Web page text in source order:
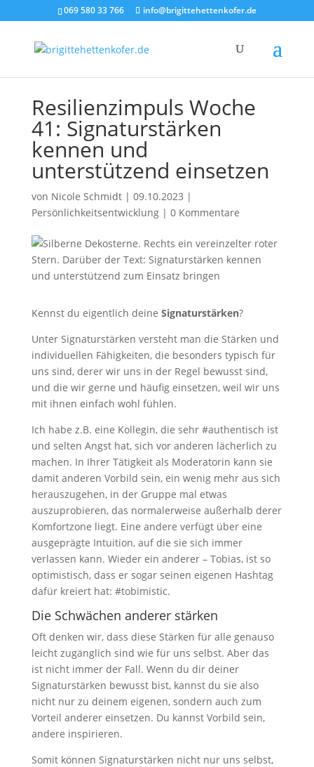
069 580 33 766 info@brigittehettenkofer.de
Resilienzimpuls Woche
41: Signaturstärken
kennen und
unterstützend einsetzen
von Nicole Schmidt| 09.10.2023 |
Persönlichkeitsentwicklung| 0 Kommentare
Kennst du eigentlich deine Signaturstärken?
Unter Signaturstärken versteht man die Stärken und
individuellen Fähigkeiten, die besonders typisch für
uns sind, derer wir uns in der Regel bewusst sind,
und die wir gerne und häufig einsetzen, weil wir uns
mit ihnen einfach wohl fühlen.
Ich habe z.B. eine Kollegin, die sehr #authentisch ist
und selten Angst hat, sich vor anderen lächerlich zu
machen. In Ihrer Tätigkeit als Moderatorin kann sie
damit anderen Vorbild sein, ein wenig mehr aus sich
herauszugehen, in der Gruppe mal etwas
auszuprobieren, das normalerweise außerhalb derer
Komfortzone liegt. Eine andere verfügt über eine
ausgeprägte Intuition, auf die sie sich immer
verlassen kann. Wieder ein anderer – Tobias, ist so
optimistisch, dass er sogar seinen eigenen Hashtag
dafür kreiert hat: #tobimistic.
Die Schwächen anderer stärken
Oft denken wir, dass diese Stärken für alle genauso
leicht zugänglich sind wie für uns selbst. Aber das
ist nicht immer der Fall. Wenn du dir deiner
Signaturstärken bewusst bist, kannst du sie also
nicht nur zu deinem eigenen, sondern auch zum
Vorteil anderer einsetzen. Du kannst Vorbild sein,
andere inspirieren.
Somit können Signaturstärken nicht nur uns selbst,